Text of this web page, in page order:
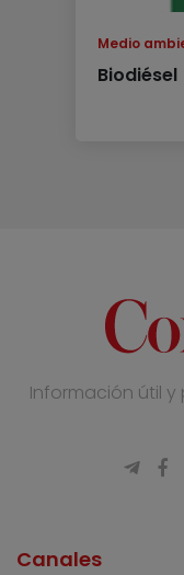
Medio
Biodiésel
Información útil
Canales